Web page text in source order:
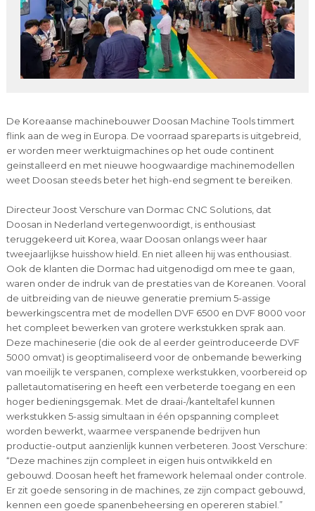
De Koreaanse machinebouwer Doosan Machine Tools timmert
flink aan de weg in Europa. De voorraad spareparts is uitgebreid,
er worden meer werktuigmachines op het oude continent
geïnstalleerd en met nieuwe hoogwaardige machinemodellen
weet Doosan steeds beter het high-end segment te bereiken.
Directeur Joost Verschure van Dormac CNC Solutions, dat
Doosan in Nederland vertegenwoordigt, is enthousiast
teruggekeerd uit Korea, waar Doosan onlangs weer haar
tweejaarlijkse huisshow hield. En niet alleen hij was enthousiast.
Ook de klanten die Dormac had uitgenodigd om mee te gaan,
waren onder de indruk van de prestaties van de Koreanen. Vooral
de uitbreiding van de nieuwe generatie premium 5-assige
bewerkingscentra met de modellen DVF 6500 en DVF 8000 voor
het compleet bewerken van grotere werkstukken sprak aan.
Deze machineserie (die ook de al eerder geïntroduceerde DVF
5000 omvat) is geoptimaliseerd voor de onbemande bewerking
van moeilijk te verspanen, complexe werkstukken, voorbereid op
palletautomatisering en heeft een verbeterde toegang en een
hoger bedieningsgemak. Met de draai-/kanteltafel kunnen
werkstukken 5-assig simultaan in één opspanning compleet
worden bewerkt, waarmee verspanende bedrijven hun
productie-output aanzienlijk kunnen verbeteren. Joost Verschure:
“Deze machines zijn compleet in eigen huis ontwikkeld en
gebouwd. Doosan heeft het framework helemaal onder controle.
Er zit goede sensoring in de machines, ze zijn compact gebouwd,
kennen een goede spanenbeheersing en opereren stabiel.”